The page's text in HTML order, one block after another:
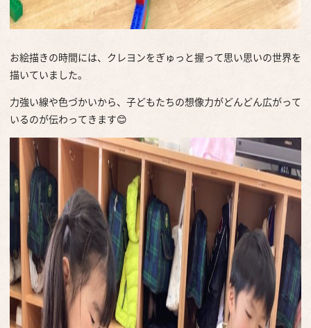
お絵描きの時間には、クレヨンをぎゅっと握って思い思いの世界を
描いていました。
力強い線や色づかいから、子どもたちの想像力がどんどん広がって
いるのが伝わってきます😊